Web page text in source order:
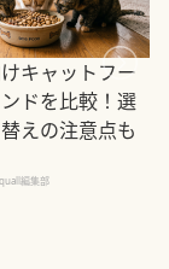
キャットフー
ドを比較！選
えの注意点も
編集部